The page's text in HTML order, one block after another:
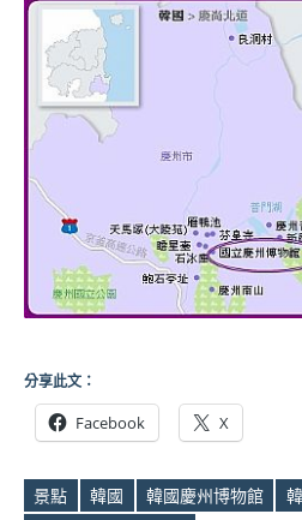
分享此文：
Facebook X
景點 韓國 韓國慶州博物館